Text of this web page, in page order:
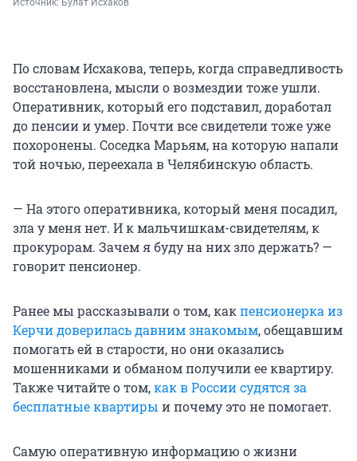
Источник: Булат Исхаков
По словам Исхакова, теперь, когда справедливость
восстановлена, мысли о возмездии тоже ушли.
Оперативник, который его подставил, доработал
до пенсии и умер. Почти все свидетели тоже уже
похоронены. Соседка Марьям, на которую напали
той ночью, переехала в Челябинскую область.
— На этого оперативника, который меня посадил,
зла у меня нет. И к мальчишкам-свидетелям, к
прокурорам. Зачем я буду на них зло держать? —
говорит пенсионер.
Ранее мы рассказывали о том, какпенсионерка из
Керчи доверилась давним знакомым, обещавшим
помогать ей в старости, но они оказались
мошенниками и обманом получили ее квартиру.
Также читайте о том,как в России судятся за
бесплатные квартиры и почему это не помогает.
Самую оперативную информацию о жизни